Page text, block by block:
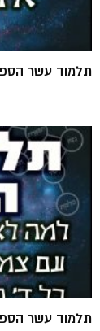
תלמוד עשר
תלמוד עשר